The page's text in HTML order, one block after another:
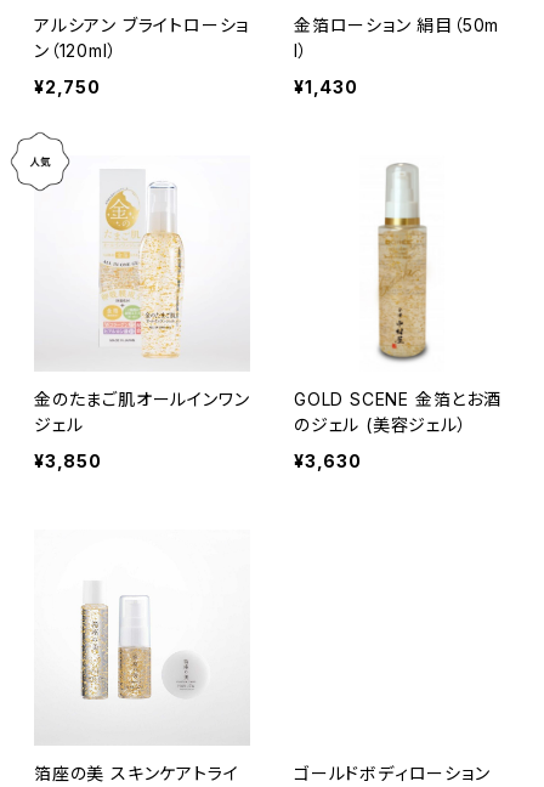
アルシアン ブライトローショ
ン（120ml）
¥2,750
金箔ローション 絹目（50m
l）
¥1,430
金のたまご肌オールインワン
ジェル
¥3,850
GOLD SCENE 金箔とお酒
のジェル (美容ジェル）
¥3,630
箔座の美 スキンケアトライ
ゴールドボディローション